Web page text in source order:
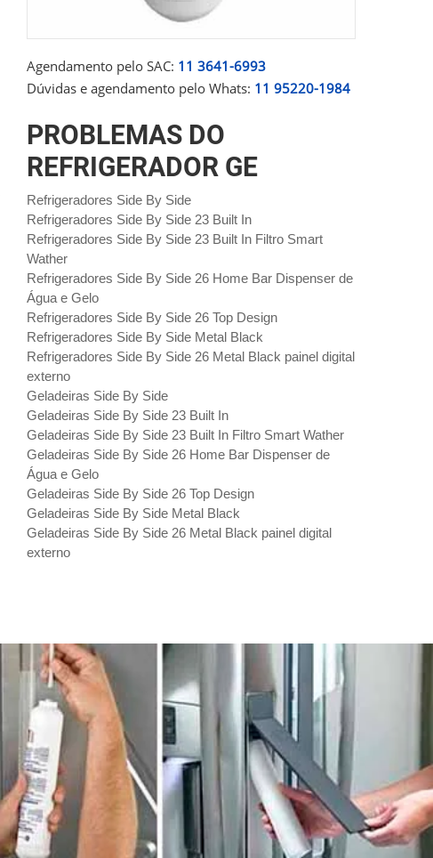
Agendamento pelo SAC: 11 3641-6993
Dúvidas e agendamento pelo Whats: 11 95220-1984
PROBLEMAS DO
REFRIGERADOR GE
Refrigeradores Side By Side
Refrigeradores Side By Side 23 Built In
Refrigeradores Side By Side 23 Built In Filtro Smart
Wather
Refrigeradores Side By Side 26 Home Bar Dispenser de
Água e Gelo
Refrigeradores Side By Side 26 Top Design
Refrigeradores Side By Side Metal Black
Refrigeradores Side By Side 26 Metal Black painel digital
externo
Geladeiras Side By Side
Geladeiras Side By Side 23 Built In
Geladeiras Side By Side 23 Built In Filtro Smart Wather
Geladeiras Side By Side 26 Home Bar Dispenser de
Água e Gelo
Geladeiras Side By Side 26 Top Design
Geladeiras Side By Side Metal Black
Geladeiras Side By Side 26 Metal Black painel digital
externo